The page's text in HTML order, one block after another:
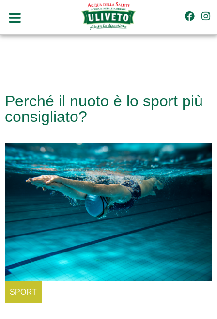
Perché il nuoto è lo sport più
consigliato?
SPORT